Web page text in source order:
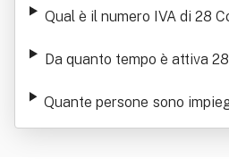
Qual è il numero IVA di 28
Da quanto tempo è attiva
Quante persone sono
Srl